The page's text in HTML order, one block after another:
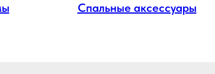
Спальные аксессуары